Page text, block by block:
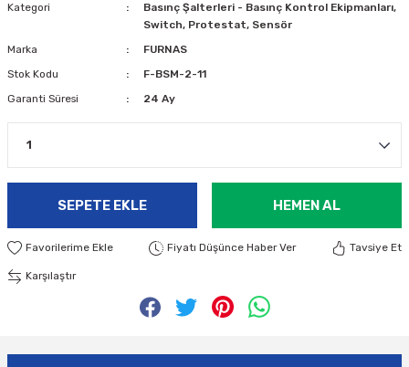
Kategori
Basınç Şalterleri - Basınç Kontrol Ekipmanları,
Switch, Protestat, Sensör
Marka
FURNAS
Stok Kodu
F-BSM-2-11
Garanti Süresi
24 Ay
SEPETE EKLE HEMEN AL
Fiyatı Düşünce Haber Ver Tavsiye Et
Karşılaştır